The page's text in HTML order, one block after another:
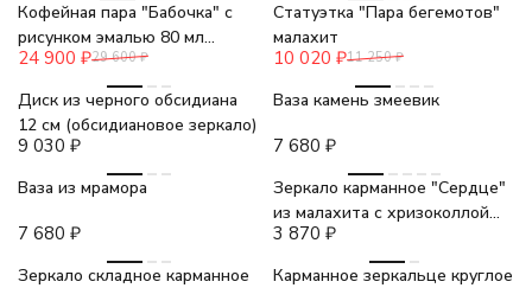
Кофейная пара "Бабочка" с
рисунком эмалью 80 мл
Златоуст
24 900 ₽29 600 ₽
Статуэтка "Пара бегемотов"
малахит
10 020 ₽11 250 ₽
Диск из черного обсидиана
12 см (обсидиановое зеркало)
9 030 ₽
Ваза камень змеевик
7 680 ₽
Ваза из мрамора
7 680 ₽
Зеркало карманное "Сердце"
из малахита с хризоколлой
цвет золото
3 870 ₽
Зеркало складное карманное
Карманное зеркальце круглое